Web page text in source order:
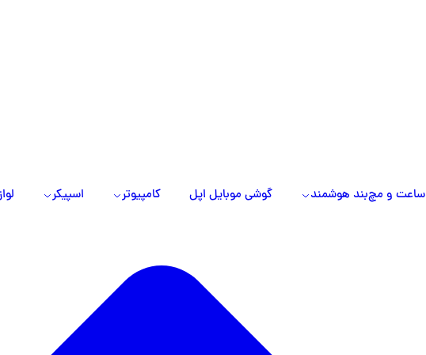
ساعت و مچ‌بند هوشمند گوشی موبایل اپل کامپیوتر اسپیکر